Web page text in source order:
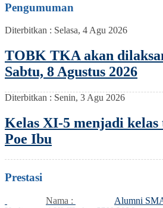
Pengumuman
Diterbitkan : Selasa, 4 Agu 2026
TOBK TKA akan
Sabtu, 8 Agustus 2026
Diterbitkan : Senin, 3 Agu 2026
Kelas XI-5 menjadi
Poe Ibu
Prestasi
Nama :
Alumni